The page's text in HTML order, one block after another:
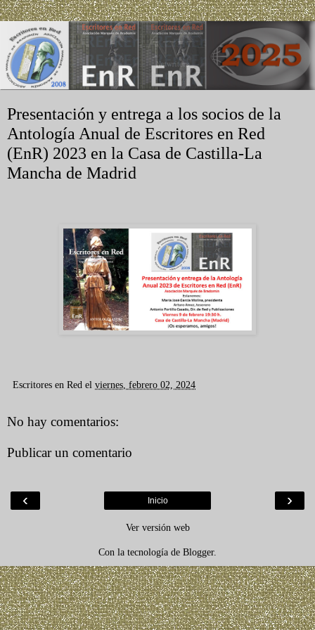
Presentación y entrega a los socios de la
Antología Anual de Escritores en Red
(EnR) 2023 en la Casa de Castilla-La
Mancha de Madrid
Escritores en Red el viernes, febrero 02, 2024
No hay comentarios:
Publicar un comentario
‹ ›
Inicio
Ver versión web
Con la tecnología de Blogger.